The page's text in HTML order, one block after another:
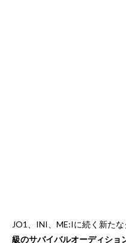
JO1、INI、ME:Iに続く新たな
級のサバイバルオーディショ